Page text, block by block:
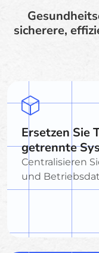
sicherere,
Ersetzen Sie
getrennte
Centralisieren
und